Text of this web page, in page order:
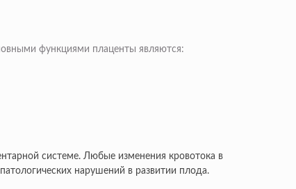
функциями плаценты являются:
системе. Любые изменения кровотока в
нарушений в развитии плода.